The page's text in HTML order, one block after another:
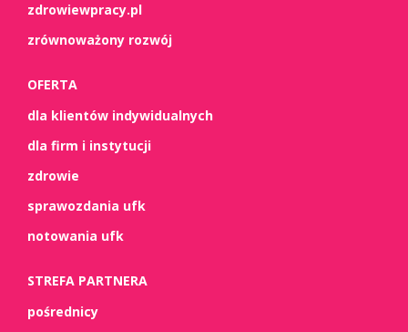
zdrowiewpracy.pl
zrównoważony rozwój
OFERTA
dla klientów indywidualnych
dla firm i instytucji
zdrowie
sprawozdania ufk
notowania ufk
STREFA PARTNERA
pośrednicy